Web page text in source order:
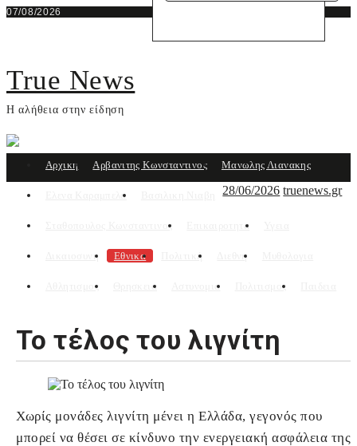
Skip
07/08/2026
True News
Η αλήθεια στην είδηση
Αρχικη Αρβανιτης Κωνσταντινος Μανωλης Λιανακης
Ελενα Καραμπελα
Σταθοπουλος Κωνσταντινος Επικαιροτητα
Δικαιοσυνη Εθνικα Πολιτική Διεθνη
Αθλητισμος Θρησκεια Αστυνομια Πολιτισμος
Το τέλος του λιγνίτη
28/06/2026 truenews.gr
Χωρίς μονάδες λιγνίτη μένει η Ελλάδα, γεγονός που
μπορεί να θέσει σε κίνδυνο την ενεργειακή ασφάλεια της